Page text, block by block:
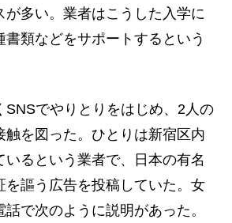
が多い。業者はこうした入学に
書類などをサポートするという
でやりとりをはじめ、2人の
触を図った。ひとりは新宿区内
いるという業者で、日本の有名
を謳う広告を投稿していた。女
で次のように説明があった。